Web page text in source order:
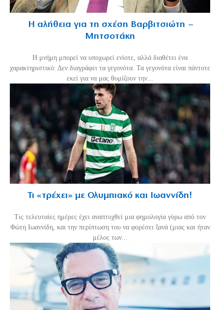
Η αλήθεια για τη σχέση Βαρβιτσιώτη –
Μητσοτάκη
H μνήμη μπορεί να υποχωρεί ενίοτε, αλλά διαθέτει ένα
χαρακτηριστικό: Δεν διαγράφει τα γεγονότα. Τα γεγονότα είναι πάντοτε
εκεί για να μας θυμίζουν την...
Τι «τρέχει» με Ολυμπιακό και Ιωαννίδη!
Τις τελευταίες ημέρες έχει αναπτυχθεί μια φημολογία γύρω από τον
Φώτη Ιωαννίδη, και την περίπτωση του να φορέσει ξανά (μιας και ήταν
μέλος των...